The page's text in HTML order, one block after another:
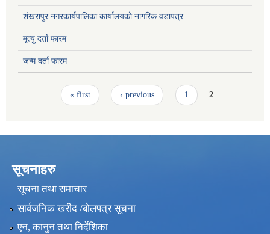
शंखरापुर नगरकार्यपालिका कार्यालयको नागरिक वडापत्र
मृत्यु दर्ता फारम
जन्म दर्ता फारम
« first ‹ previous 1 2
सूचनाहरु
सूचना तथा समाचार
सार्वजनिक खरीद /बोलपत्र सूचना
एन, कानुन तथा निर्देशिका